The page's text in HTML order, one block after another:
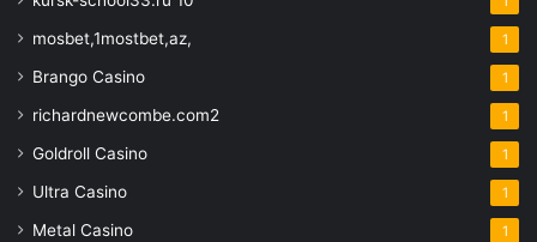
mosbet,1mostbet,az, 1
Brango Casino 1
richardnewcombe.com2 1
Goldroll Casino 1
Ultra Casino 1
Metal Casino 1